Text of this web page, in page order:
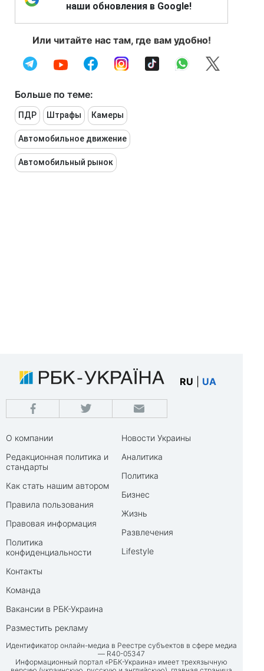
наши обновления в Google!
Или читайте нас там, где вам удобно!
Больше по теме:
ПДР Штрафы Камеры
Автомобильное движение
Автомобильный рынок
RU UA
О компании
Редакционная политика и
стандарты
Как стать нашим автором
Правила пользования
Правовая информация
Политика
конфиденциальности
Контакты
Команда
Вакансии в РБК-Украина
Разместить рекламу
Новости Украины
Аналитика
Политика
Бизнес
Жизнь
Развлечения
Lifestyle
Идентификатор онлайн-медиа в Реестре субъектов в сфере медиа
— R40-05347
Информационный портал «РБК-Украина» имеет трехязычную